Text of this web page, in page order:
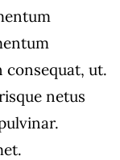
ut.
netus